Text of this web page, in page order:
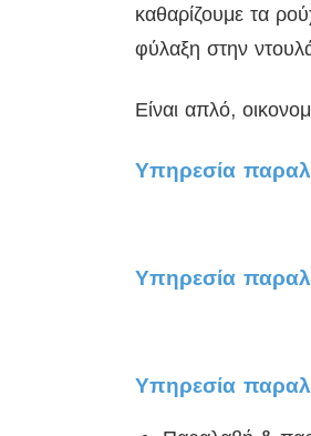
καθαρίζουμε τα
φύλαξη στην
Είναι απλό,
Υπηρεσία
Υπηρεσία
Υπηρεσία